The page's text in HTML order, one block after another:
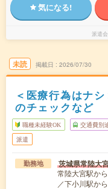
気になる!
派遣
未読 掲載日 2026/07/30
＜医療行為はナ
のチェックなど
職種未経験OK 交通費別
派遣
勤務地 茨城県常陸大
常陸大宮駅か
／下小川駅か